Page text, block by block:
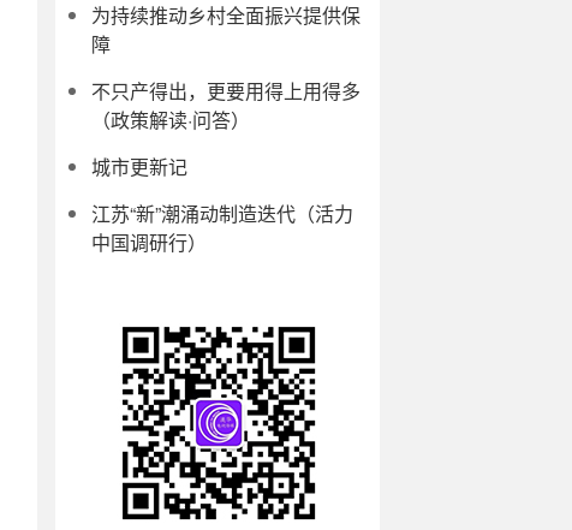
为持续推动乡村全面振兴提供保
障
不只产得出，更要用得上用得多
（政策解读·问答）
城市更新记
江苏“新”潮涌动制造迭代（活力
中国调研行）